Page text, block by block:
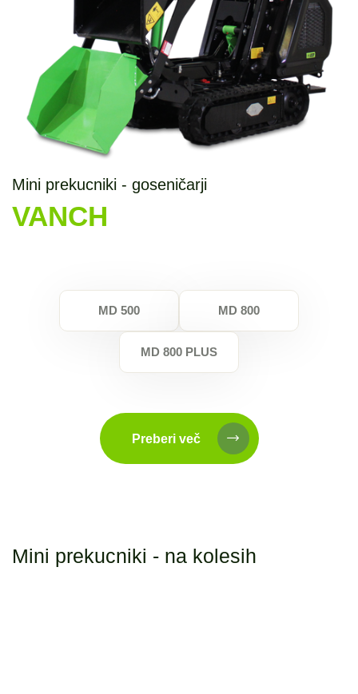
Mini prekucniki - goseničarji
VANCH
MD 500 MD 800
MD 800 PLUS
Preberi več
Mini prekucniki - na kolesih